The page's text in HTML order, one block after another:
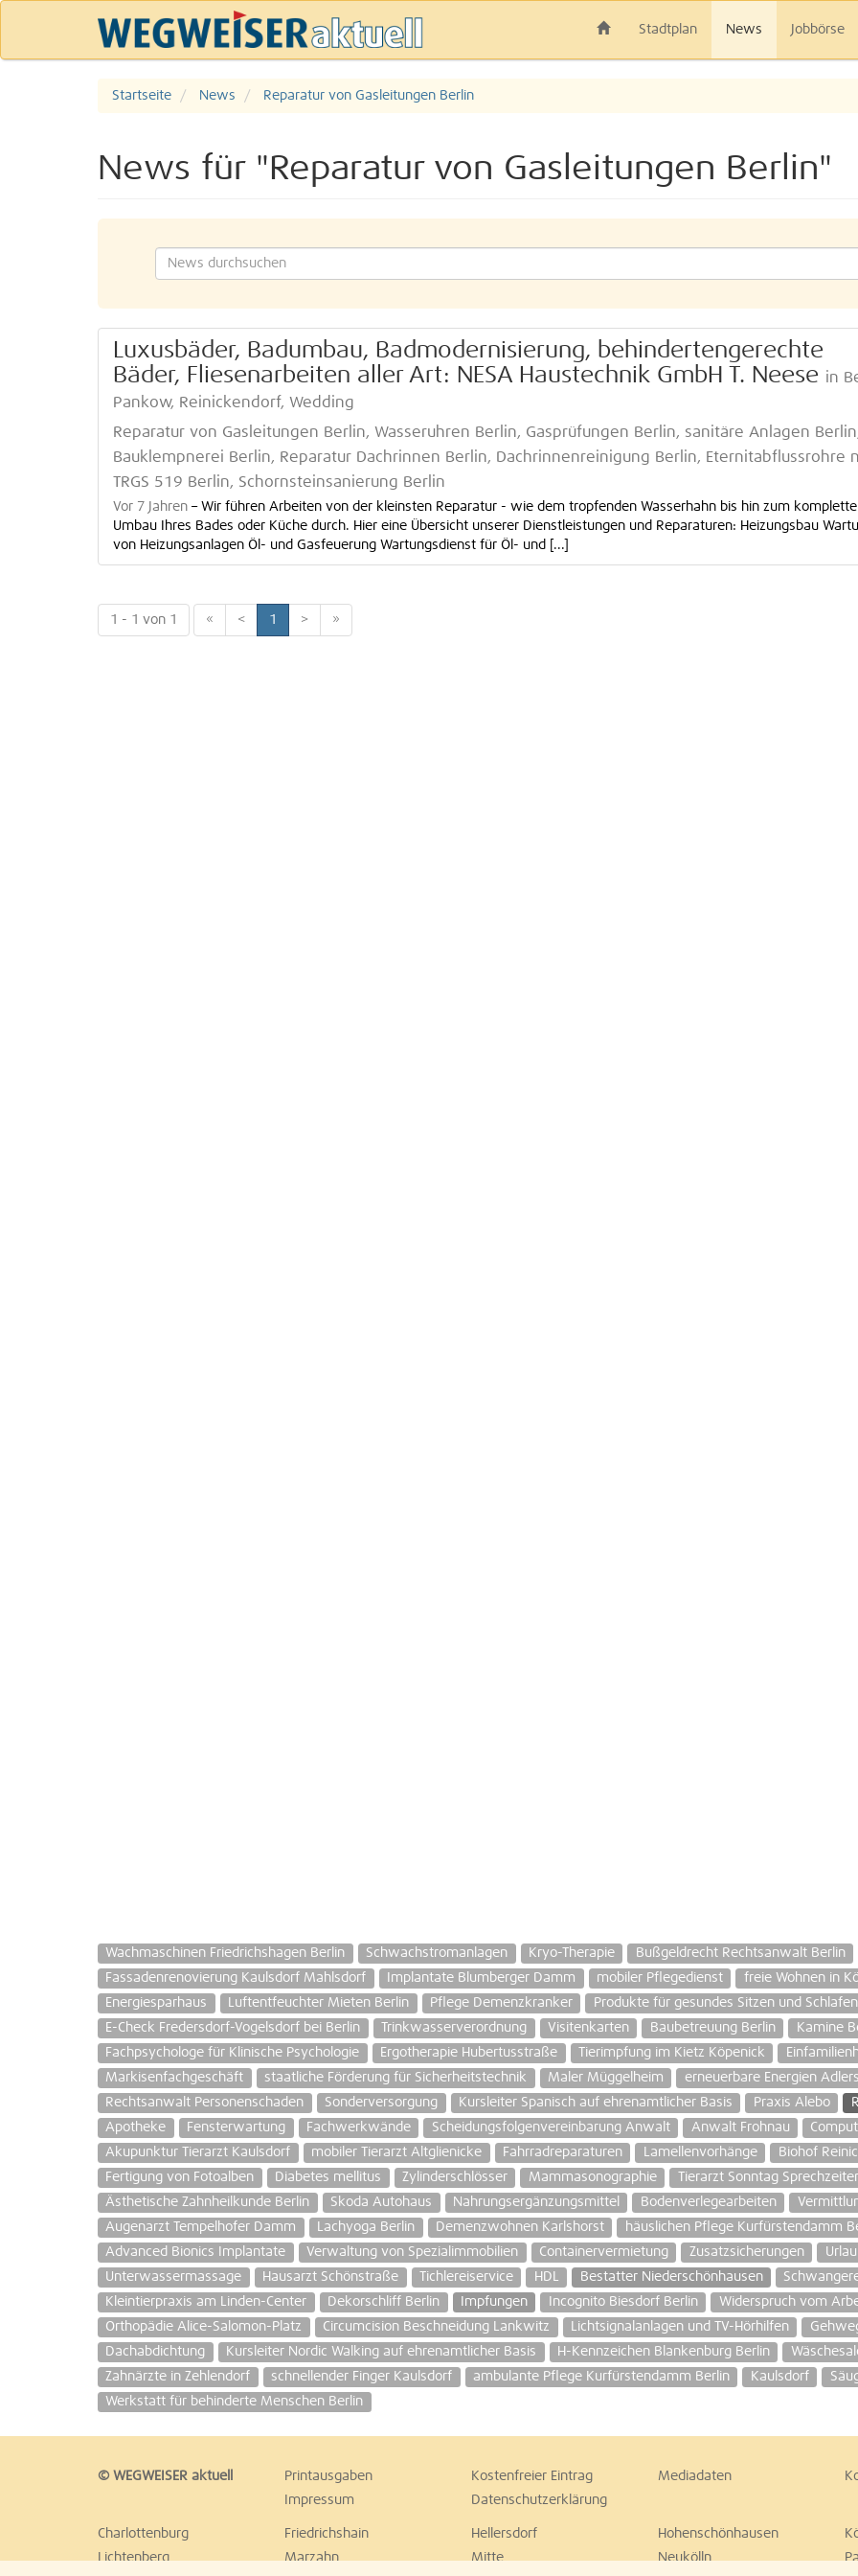
Stadtplan News Jobbörse
Startseite News Reparatur von Gasleitungen Berlin
News für "Reparatur von Gasleitungen Berlin"
Luxusbäder, Badumbau, Badmodernisierung, behindertengerechte
Bäder, Fliesenarbeiten aller Art: NESA Haustechnik GmbH T. Neese in
Pankow, Reinickendorf, Wedding
Reparatur von Gasleitungen Berlin, Wasseruhren Berlin, Gasprüfungen Berlin, sanitäre Anlagen
Bauklempnerei Berlin, Reparatur Dachrinnen Berlin, Dachrinnenreinigung Berlin, Eternitabflussrohre
TRGS 519 Berlin, Schornsteinsanierung Berlin
Vor 7 Jahren – Wir führen Arbeiten von der kleinsten Reparatur - wie dem tropfenden Wasserhahn bis hin zum
Umbau Ihres Bades oder Küche durch. Hier eine Übersicht unserer Dienstleistungen und Reparaturen: Heizungsbau
von Heizungsanlagen Öl- und Gasfeuerung Wartungsdienst für Öl- und [...]
1 - 1 von 1 « < 1 > »
Wachmaschinen Friedrichshagen Berlin Schwachstromanlagen Kryo-Therapie Bußgeldrecht Rechtsanwalt Berlin
Fassadenrenovierung Kaulsdorf Mahlsdorf
Implantate Blumberger Damm mobiler Pflegedienst freie Wohnen in
Energiesparhaus
Luftentfeuchter Mieten Berlin Pflege Demenzkranker Produkte für gesundes Sitzen und Schlafen
E-Check Fredersdorf-Vogelsdorf bei Berlin
Trinkwasserverordnung Visitenkarten Baubetreuung Berlin Kamine
Fachpsychologe für Klinische Psychologie
Ergotherapie Hubertusstraße Tierimpfung im Kietz Köpenick
Markisenfachgeschäft
staatliche Förderung für Sicherheitstechnik Maler Müggelheim erneuerbare Energien
Rechtsanwalt Personenschaden
Sonderversorgung Kursleiter Spanisch auf ehrenamtlicher Basis Praxis Alebo
Apotheke
Fensterwartung Fachwerkwände Scheidungsfolgenvereinbarung Anwalt Anwalt Frohnau
Akupunktur Tierarzt Kaulsdorf
mobiler Tierarzt Altglienicke Fahrradreparaturen Lamellenvorhänge Biohof
Fertigung von Fotoalben
Diabetes mellitus Zylinderschlösser Mammasonographie Tierarzt Sonntag
Ästhetische Zahnheilkunde Berlin
Skoda Autohaus Nahrungsergänzungsmittel Bodenverlegearbeiten
Augenarzt Tempelhofer Damm
Lachyoga Berlin Demenzwohnen Karlshorst häuslichen Pflege Kurfürstendamm
Advanced Bionics Implantate
Verwaltung von Spezialimmobilien Containervermietung Zusatzsicherungen
Unterwassermassage
Hausarzt Schönstraße Tichlereiservice HDL Bestatter Niederschönhausen
Kleintierpraxis am Linden-Center
Dekorschliff Berlin Impfungen Incognito Biesdorf Berlin
Widerspruch vom
Orthopädie Alice-Salomon-Platz
Circumcision Beschneidung Lankwitz Lichtsignalanlagen und TV-Hörhilfen
Dachabdichtung
Kursleiter Nordic Walking auf ehrenamtlicher Basis H-Kennzeichen Blankenburg Berlin
Zahnärzte in Zehlendorf
schnellender Finger Kaulsdorf ambulante Pflege Kurfürstendamm Berlin Kaulsdorf
Werkstatt für behinderte Menschen Berlin
© WEGWEISER aktuell Printausgaben Kostenfreier Eintrag Mediadaten
Impressum
Datenschutzerklärung
Charlottenburg Friedrichshain Hellersdorf Hohenschönhausen
Lichtenberg
Marzahn Mitte Neukölln